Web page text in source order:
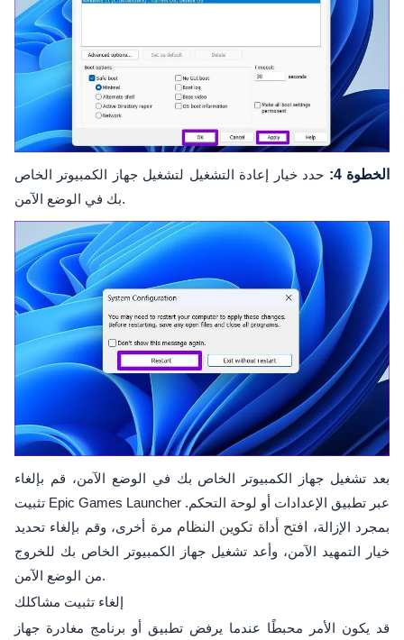
الخطوة 4:
حدد خيار إعادة التشغيل لتشغيل جهاز الكمبيوتر الخاص
بك في الوضع الآمن.
بعد تشغيل جهاز الكمبيوتر الخاص بك في الوضع الآمن، قم بإلغاء
تثبيت Epic Games Launcher عبر تطبيق الإعدادات أو لوحة التحكم.
بمجرد الإزالة،
افتح أداة تكوين النظام مرة أخرى، وقم بإلغاء تحديد
خيار التمهيد الآمن، وأعد تشغيل جهاز الكمبيوتر الخاص بك للخروج
من الوضع الآمن.
إلغاء تثبيت مشاكلك
قد يكون الأمر محبطًا عندما يرفض تطبيق أو برنامج مغادرة جهاز